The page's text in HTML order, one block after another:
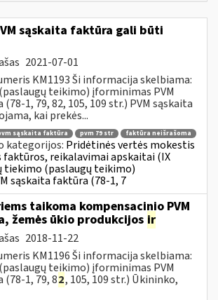
sąskaita faktūra gali būti
2021-07-01
KM1193 Ši informacija skelbiama:
teikimo) įforminimas PVM
1, 79, 82, 105, 109 str.) PVM sąskaita
kai prekės...
sąskaita faktūra pvm 79 str faktūra neišrašoma
kategorijos: Pridėtinės vertės mokestis
faktūros, reikalavimai apskaitai (IX
tiekimo (paslaugų teikimo)
sąskaita faktūra (78-1, 7
taikoma kompensacinio PVM
žemės ūkio produkcijos ir
2018-11-22
KM1196 Ši informacija skelbiama:
teikimo) įforminimas PVM
1, 79, 82, 105, 109 str.) Ūkininko,